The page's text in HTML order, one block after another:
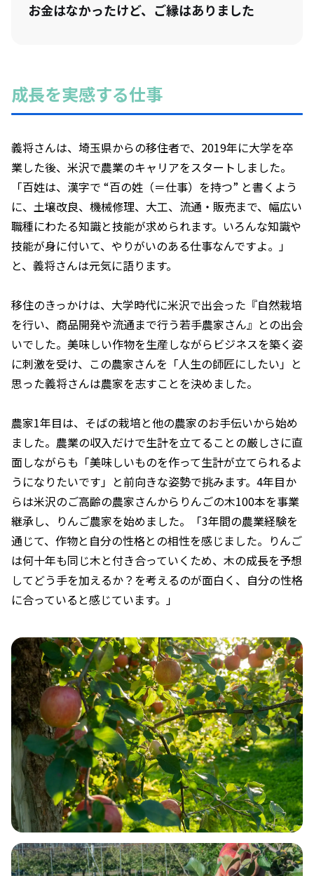
お金はなかったけど、ご縁はありました
成長を実感する仕事
義将さんは、埼玉県からの移住者で、2019年に大学を卒
業した後、米沢で農業のキャリアをスタートしました。
「百姓は、漢字で “百の姓（＝仕事）を持つ” と書くよう
に、土壌改良、機械修理、大工、流通・販売まで、幅広い
職種にわたる知識と技能が求められます。いろんな知識や
技能が身に付いて、やりがいのある仕事なんですよ。」
と、義将さんは元気に語ります。
移住のきっかけは、大学時代に米沢で出会った『自然栽培
を行い、商品開発や流通まで行う若手農家さん』との出会
いでした。美味しい作物を生産しながらビジネスを築く姿
に刺激を受け、この農家さんを「人生の師匠にしたい」と
思った義将さんは農家を志すことを決めました。
農家1年目は、そばの栽培と他の農家のお手伝いから始め
ました。農業の収入だけで生計を立てることの厳しさに直
面しながらも「美味しいものを作って生計が立てられるよ
うになりたいです」と前向きな姿勢で挑みます。4年目か
らは米沢のご高齢の農家さんからりんごの木100本を事業
継承し、りんご農家を始めました。「3年間の農業経験を
通じて、作物と自分の性格との相性を感じました。りんご
は何十年も同じ木と付き合っていくため、木の成長を予想
してどう手を加えるか？を考えるのが面白く、自分の性格
に合っていると感じています。」